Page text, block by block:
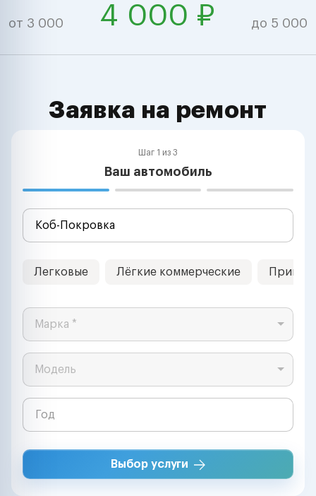
от 3 000 4 000 ₽ до 5 000
Заявка на ремонт
Шаг 1 из 3
Ваш автомобиль
Легковые Лёгкие коммерческие
Марка *
Модель
Выбор услуги